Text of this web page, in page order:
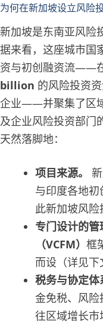
为何在新加坡设立风险
新加坡是东南亚风险
据来看，这座城市国
资与初创融资流——
billion 的风险投资
企业——并聚集了区
及企业风险投资部门
天然落脚地：
项目来源。
与印度各地
此新加坡风险
专门设计的管
（VCFM）框
而设（详见下
税务与协定体
金免税、风
往区域增长市